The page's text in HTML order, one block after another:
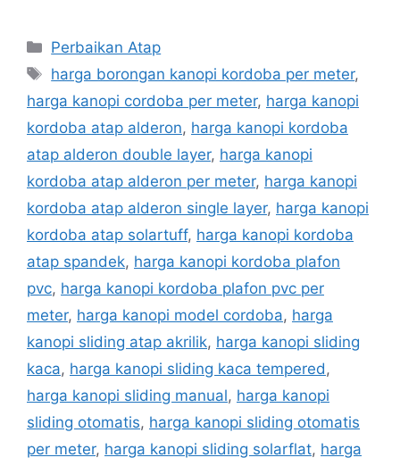
Categories
Perbaikan Atap
Tags
harga borongan kanopi kordoba per meter,
harga kanopi cordoba per meter, harga kanopi
kordoba atap alderon, harga kanopi kordoba
atap alderon double layer, harga kanopi
kordoba atap alderon per meter, harga kanopi
kordoba atap alderon single layer, harga kanopi
kordoba atap solartuff, harga kanopi kordoba
atap spandek, harga kanopi kordoba plafon
pvc, harga kanopi kordoba plafon pvc per
meter, harga kanopi model cordoba, harga
kanopi sliding atap akrilik, harga kanopi sliding
kaca, harga kanopi sliding kaca tempered,
harga kanopi sliding manual, harga kanopi
sliding otomatis, harga kanopi sliding otomatis
per meter, harga kanopi sliding solarflat, harga